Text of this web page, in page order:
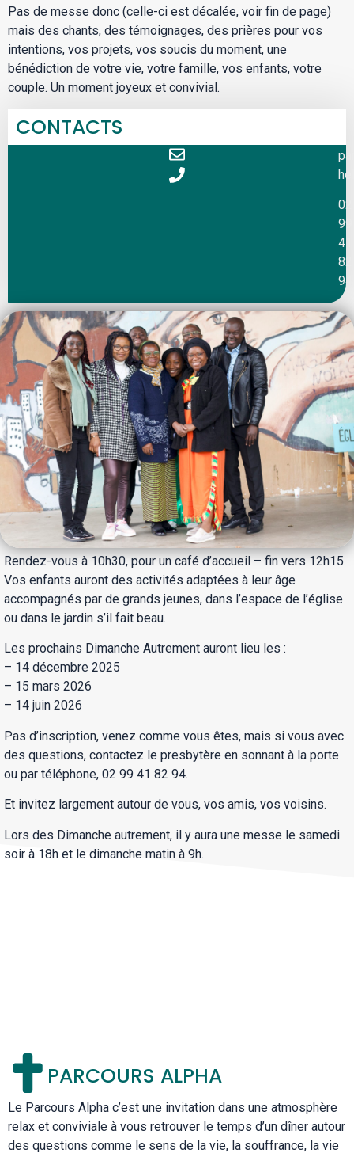
Pas de messe donc (celle-ci est décalée, voir fin de page)
mais des chants, des témoignages, des prières pour vos
intentions, vos projets, vos soucis du moment, une
bénédiction de votre vie, votre famille, vos enfants, votre
couple. Un moment joyeux et convivial.
CONTACTS
02
99
41
82
94
Rendez-vous à 10h30, pour un café d’accueil – fin vers 12h15.
Vos enfants auront des activités adaptées à leur âge
accompagnés par de grands jeunes, dans l’espace de l’église
ou dans le jardin s’il fait beau.
Les prochains Dimanche Autrement auront lieu les :
– 14 décembre 2025
– 15 mars 2026
– 14 juin 2026
Pas d’inscription, venez comme vous êtes, mais si vous avec
des questions, contactez le presbytère en sonnant à la porte
ou par téléphone, 02 99 41 82 94.
Et invitez largement autour de vous, vos amis, vos voisins.
Lors des Dimanche autrement, il y aura une messe le samedi
soir à 18h et le dimanche matin à 9h.
PARCOURS ALPHA
Le Parcours Alpha c’est une invitation dans une atmosphère
relax et conviviale à vous retrouver le temps d’un dîner autour
des questions comme le sens de la vie, la souffrance, la vie